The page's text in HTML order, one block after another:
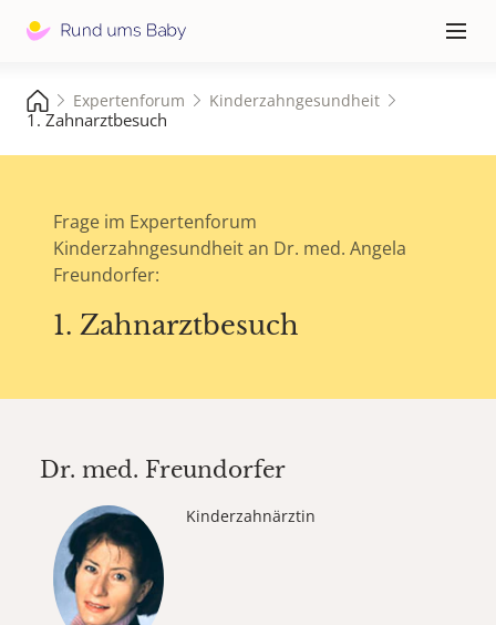
≡
Expertenforum Kinderzahngesundheit
1. Zahnarztbesuch
Frage im Expertenforum
Kinderzahngesundheit an Dr. med. Angela
Freundorfer:
1. Zahnarztbesuch
Dr. med. Freundorfer
Kinderzahnärztin